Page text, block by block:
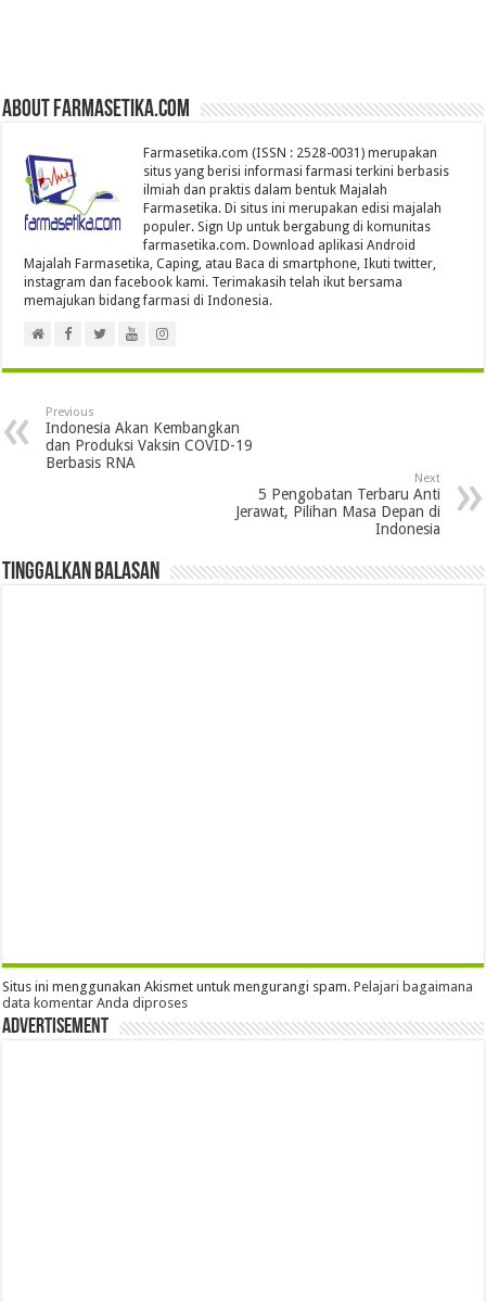
About farmasetika.com
Farmasetika.com (ISSN : 2528-0031) merupakan
situs yang berisi informasi farmasi terkini berbasis
ilmiah dan praktis dalam bentuk Majalah
Farmasetika. Di situs ini merupakan edisi majalah
populer. Sign Up untuk bergabung di komunitas
farmasetika.com. Download aplikasi Android
Majalah Farmasetika, Caping, atau Baca di smartphone, Ikuti twitter,
instagram dan facebook kami. Terimakasih telah ikut bersama
memajukan bidang farmasi di Indonesia.
Previous
Indonesia Akan Kembangkan
dan Produksi Vaksin COVID-19
Berbasis RNA
Next
5 Pengobatan Terbaru Anti
Jerawat, Pilihan Masa Depan di
Indonesia
Tinggalkan Balasan
Situs ini menggunakan Akismet untuk mengurangi spam.Pelajari bagaimana
data komentar Anda diproses
Advertisement